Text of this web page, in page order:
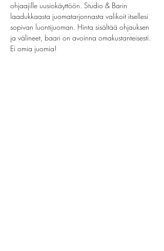
ohjaajille uusiokäyttöön. Studio & Barin
laadukkaasta juomatarjonnasta valikoit itsellesi
sopivan luontijuoman. Hinta sisältää ohjauksen
ja välineet, baari on avoinna omakustanteisesti.
Ei omia juomia!